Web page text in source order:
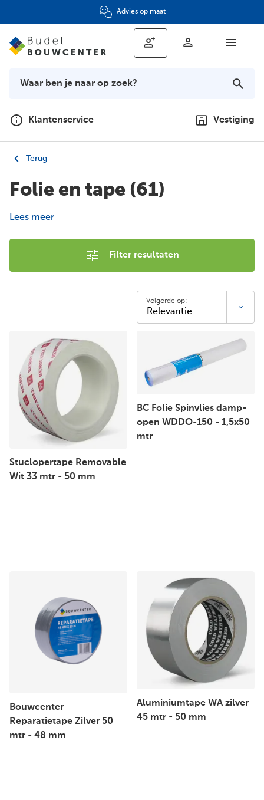
Advies op maat
Klantenservice Vestiging
Terug
Folie en tape (61)
Lees meer
Filter resultaten
Volgorde op:
Stuclopertape Removable
Wit 33 mtr - 50 mm
BC Folie Spinvlies damp-
open WDDO-150 - 1,5x50
mtr
Bouwcenter
Reparatietape Zilver 50
mtr - 48 mm
Aluminiumtape WA zilver
45 mtr - 50 mm